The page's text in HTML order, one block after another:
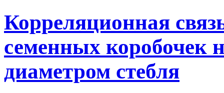
Корреляционная
семенных коробочек
диаметром стебля